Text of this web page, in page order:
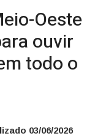
Oeste
ouvir
todo o
03/06/2026